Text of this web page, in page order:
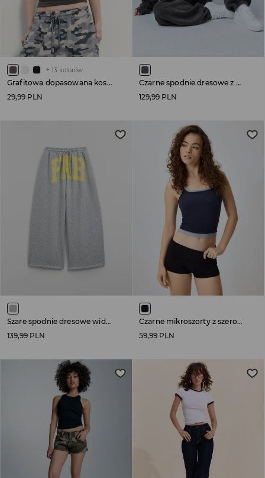
+ 13 kolorów
Grafitowa dopasowana koszulka basic
29,99 PLN
Czarne spodnie dresowe z mocnym efektem sprania
129,99 PLN
Szare spodnie dresowe wide leg z nadrukiem Fab
139,99 PLN
Czarne mikroszorty z szerokim pasem
59,99 PLN